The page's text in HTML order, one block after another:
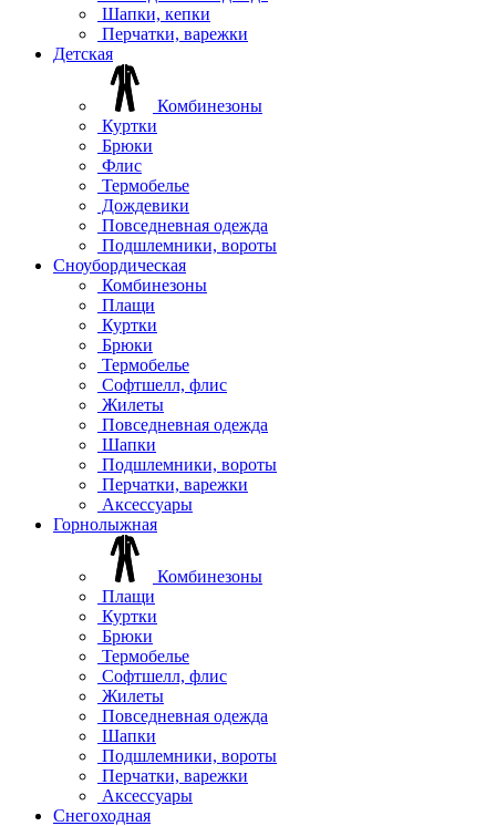
Шапки, кепки
Перчатки, варежки
Детская
Комбинезоны
Куртки
Брюки
Флис
Термобелье
Дождевики
Повседневная одежда
Подшлемники, вороты
Сноубордическая
Комбинезоны
Плащи
Куртки
Брюки
Термобелье
Софтшелл, флис
Жилеты
Повседневная одежда
Шапки
Подшлемники, вороты
Перчатки, варежки
Аксессуары
Горнолыжная
Комбинезоны
Плащи
Куртки
Брюки
Термобелье
Софтшелл, флис
Жилеты
Повседневная одежда
Шапки
Подшлемники, вороты
Перчатки, варежки
Аксессуары
Снегоходная